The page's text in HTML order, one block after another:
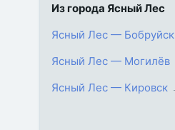
Из города Ясный Лес
Ясный Лес — Бобруйск
Ясный Лес — Могилёв
Ясный Лес — Кировск